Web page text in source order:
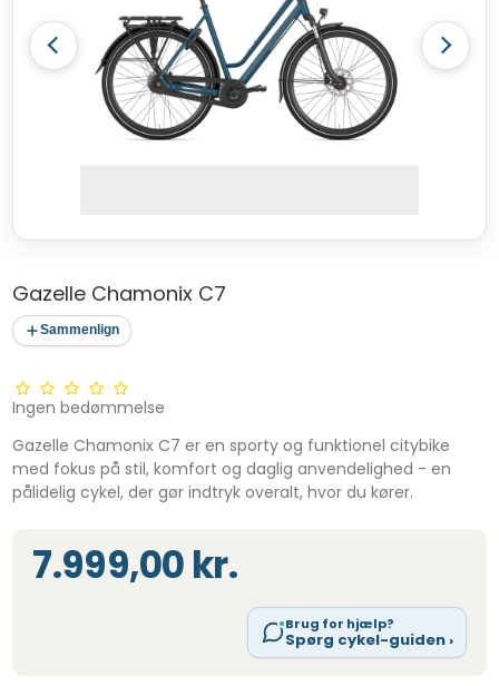
Gazelle Chamonix C7
Sammenlign
Ingen bedømmelse
Gazelle Chamonix C7 er en sporty og funktionel citybike
med fokus på stil, komfort og daglig anvendelighed - en
pålidelig cykel, der gør indtryk overalt, hvor du kører.
7.999,00 kr.
Brug for hjælp?
Spørg cykel-guiden ›